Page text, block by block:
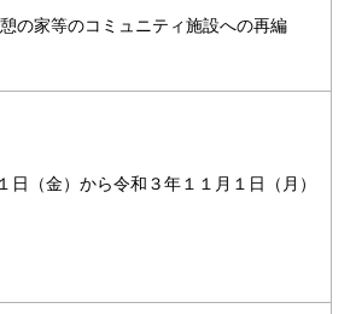
の家等のコミュニティ施設への再編
日（金）から令和３年１１月１日（月）